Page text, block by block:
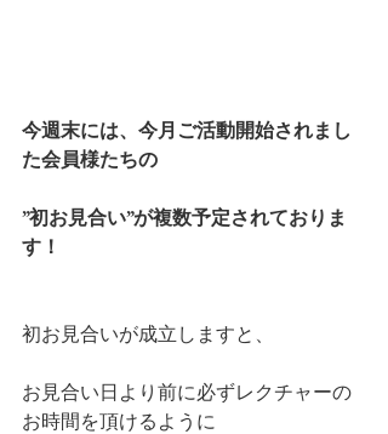
今週末には、今月ご活動開始されまし
た会員様たちの
”初お見合い”が複数予定されておりま
す！
初お見合いが成立しますと、
お見合い日より前に必ずレクチャーの
お時間を頂けるように